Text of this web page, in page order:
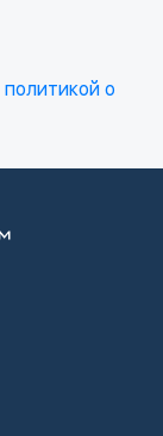
политикой о